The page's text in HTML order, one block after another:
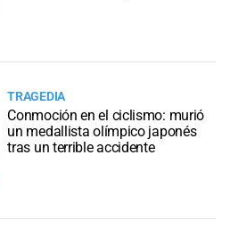
TRAGEDIA
Conmoción en el ciclismo: murió
un medallista olímpico japonés
tras un terrible accidente